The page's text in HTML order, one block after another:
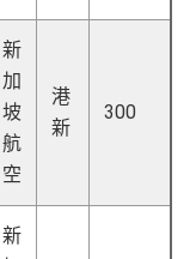
新
加
坡
航
空
港
新
300
新